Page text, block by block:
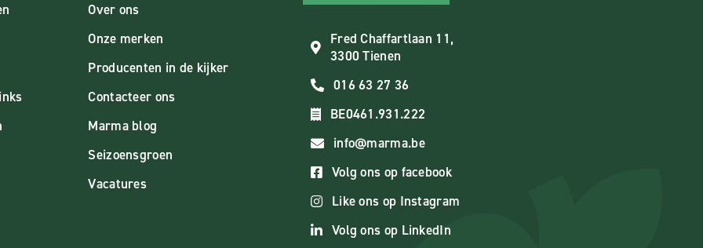
Over ons
Onze merken
Producenten in de kijker
Contacteer ons
Marma blog
Seizoensgroen
Vacatures
Fred Chaffartlaan 11,
3300 Tienen
016 63 27 36
BE0461.931.222
info@marma.be
Volg ons op facebook
Like ons op Instagram
Volg ons op LinkedIn